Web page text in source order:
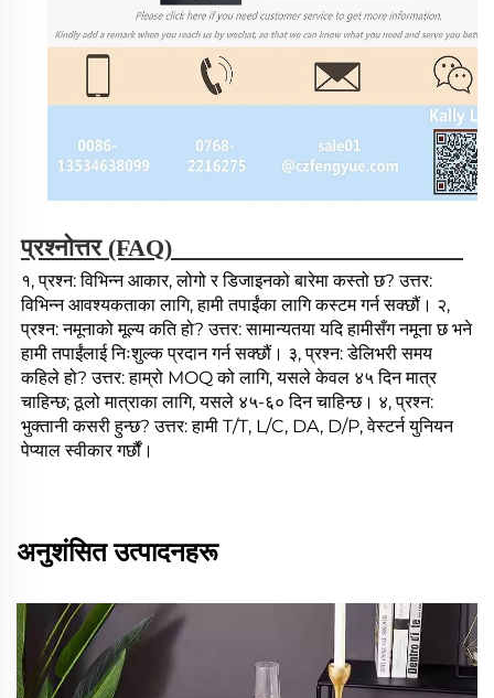
प्रश्नोत्तर (FAQ)
१, प्रश्न: विभिन्न आकार, लोगो र डिजाइनको बारेमा कस्तो छ? उत्तर:
विभिन्न आवश्यकताका लागि, हामी तपाईंका लागि कस्टम गर्न सक्छौं। २,
प्रश्न: नमूनाको मूल्य कति हो? उत्तर: सामान्यतया यदि हामीसँग नमूना छ भने
हामी तपाईंलाई निःशुल्क प्रदान गर्न सक्छौं। ३, प्रश्न: डेलिभरी समय
कहिले हो? उत्तर: हाम्रो MOQ को लागि, यसले केवल ४५ दिन मात्र
चाहिन्छ; ठूलो मात्राका लागि, यसले ४५-६० दिन चाहिन्छ। ४, प्रश्न:
भुक्तानी कसरी हुन्छ? उत्तर: हामी T/T, L/C, DA, D/P, वेस्टर्न युनियन
पेप्याल स्वीकार गर्छौं।
अनुशंसित उत्पादनहरू